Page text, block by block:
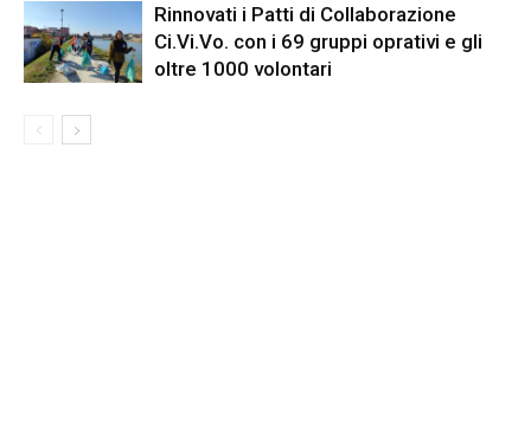
Rinnovati i Patti di Collaborazione
Ci.Vi.Vo. con i 69 gruppi oprativi e gli
oltre 1000 volontari